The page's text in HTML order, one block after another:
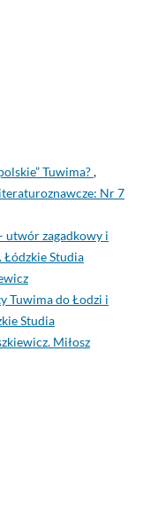
Tuwima?,
Nr 7
utwór zagadkowy i
Studia
Tuwima do Łodzi i
Studia
Miłosz